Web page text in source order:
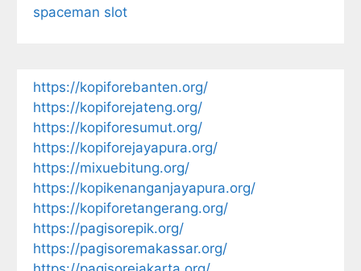
spaceman slot
https://kopiforebanten.org/
https://kopiforejateng.org/
https://kopiforesumut.org/
https://kopiforejayapura.org/
https://mixuebitung.org/
https://kopikenanganjayapura.org/
https://kopiforetangerang.org/
https://pagisorepik.org/
https://pagisoremakassar.org/